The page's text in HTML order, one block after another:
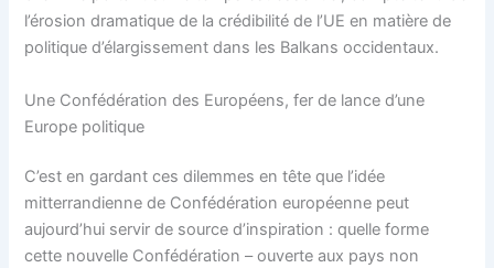
l’érosion dramatique de la crédibilité de l’UE en matière de
politique d’élargissement dans les Balkans occidentaux.
Une Confédération des Européens, fer de lance d’une
Europe politique
C’est en gardant ces dilemmes en tête que l’idée
mitterrandienne de Confédération européenne peut
aujourd’hui servir de source d’inspiration : quelle forme
cette nouvelle Confédération – ouverte aux pays non